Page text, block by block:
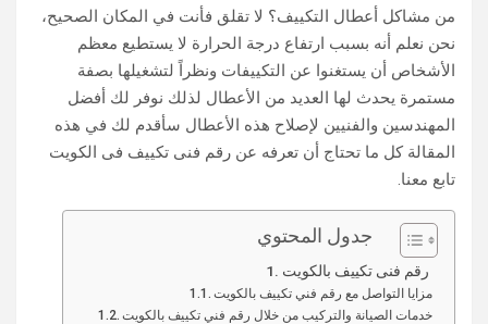
من مشاكل أعطال التكييف؟ لا تقلق فأنت في المكان الصحيح،
نحن نعلم أنه بسبب ارتفاع درجة الحرارة لا يستطيع معظم
الأشخاص أن يستغنوا عن التكييفات ونظراً لتشغيلها بصفة
مستمرة يحدث لها العديد من الأعطال لذلك نوفر لك أفضل
المهندسين والفنيين لإصلاح هذه الأعطال سأقدم لك في هذه
المقالة كل ما تحتاج أن تعرفه عن رقم فنى تكييف فى الكويت
تابع معنا.
جدول المحتوي
مزايا التواصل مع رقم فني تكييف بالكويت
خدمات الصيانة والتركيب من خلال رقم فني تكييف بالكويت